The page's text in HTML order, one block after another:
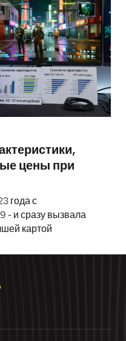
цены при
года с
- и сразу вызвала
картой